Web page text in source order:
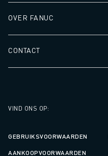
OVER FANUC
CONTACT
VIND ONS OP:
GEBRUIKSVOORWAARDEN
AANKOOPVOORWAARDEN